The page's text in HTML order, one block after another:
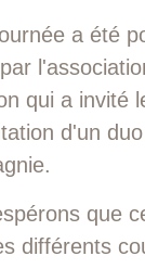
a été
qui a invité
d'un
que
différents